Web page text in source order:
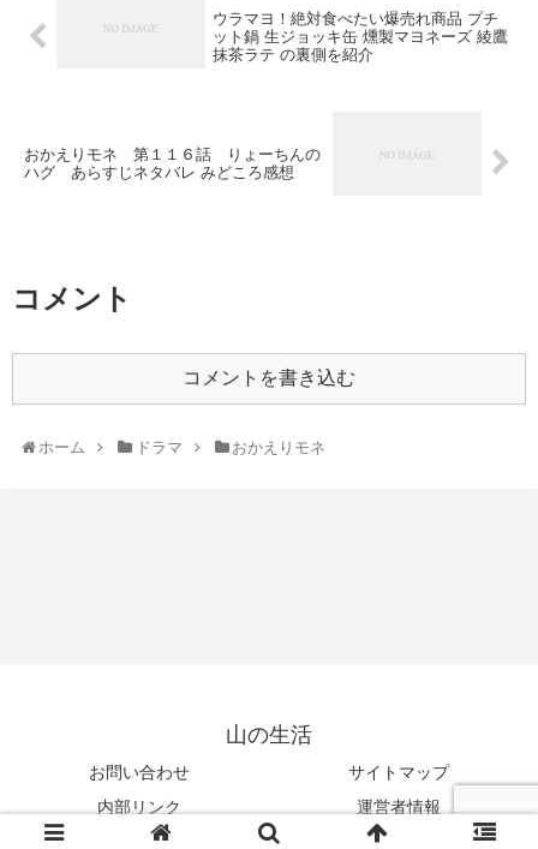
ウラマヨ！絶対食べたい爆売れ商品 プチ
ット鍋 生ジョッキ缶 燻製マヨネーズ 綾鷹
抹茶ラテ の裏側を紹介
おかえりモネ 第１１６話 りょーちんの
ハグ あらすじネタバレ みどころ感想
コメント
コメントを書き込む
ホーム ドラマ おかえりモネ
山の生活
お問い合わせ
サイトマップ
内部リンク
運営者情報